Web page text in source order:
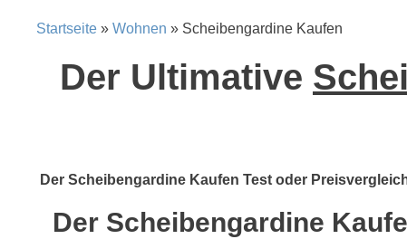
Startseite » Wohnen » Scheibengardine Kaufen
Der Ultimative
Der Scheibengardine Kaufen Test oder
Der Scheibengardine